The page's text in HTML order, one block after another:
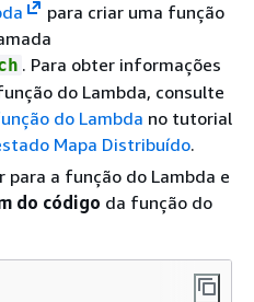
para criar uma função
. Para obter informações
do Lambda, consulte
do Lambda no tutorial
Mapa Distribuído.
para a função do Lambda e
do código da função do